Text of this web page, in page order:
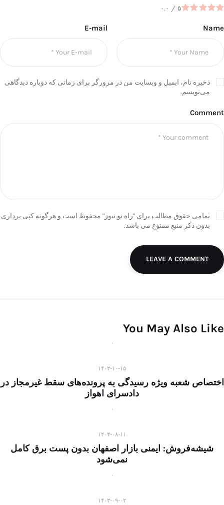
۰.۰ / ۵
Name
E-mail
ذخیره نام، ایمیل و وبسایت من در مرورگر برای زمانی که دوباره دیدگاهی
می‌نویسم.
Comment
تمامی حقوق مطالب برای "راه نو نیوز" محفوظ است و هرگونه کپی برداری
بدون ذکر منبع ممنوع می باشد.
LEAVE A COMMENT
You May Also Like
۱۴۰۳-۱۰-۱۵
اختصاص شعبه ویژه رسیدگی به پرونده‌های سقط غیرمجاز در
دادسرای اهواز
۱۴۰۴-۰۸-۱۱
شیشه‌فروش: ایمنی بازار اصفهان بدون پست برق کامل
نمی‌شود
۱۴۰۳-۰۹-۰۲